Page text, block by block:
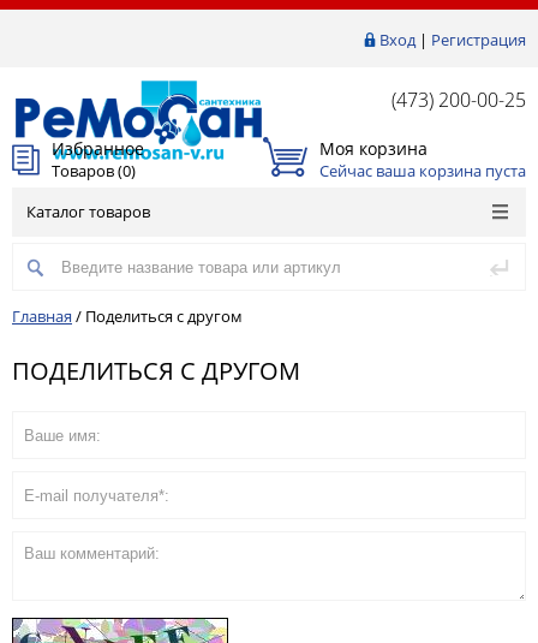
Вход| Регистрация
(473) 200-00-25
Избранное
Товаров (0)
Моя корзина
Сейчас ваша корзина пуста
Каталог товаров
Главная / Поделиться с другом
ПОДЕЛИТЬСЯ С ДРУГОМ